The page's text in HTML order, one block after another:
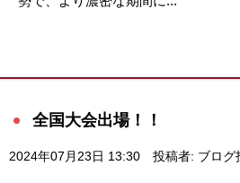
全国大会出場！！
2024年07月23日 13:30 投稿者: ブログ